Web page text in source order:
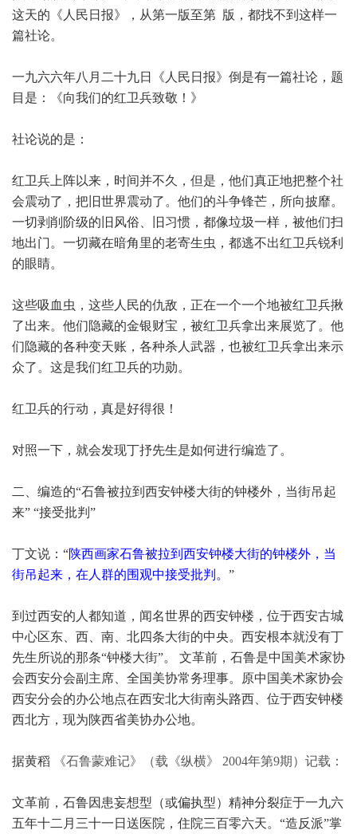
这天的《人民日报》，从第一版至第 版，都找不到这样一
篇社论。
一九六六年八月二十九日《人民日报》倒是有一篇社论，题
目是：《向我们的红卫兵致敬！》
社论说的是：
红卫兵上阵以来，时间并不久，但是，他们真正地把整个社
会震动了，把旧世界震动了。他们的斗争锋芒，所向披靡。
一切剥削阶级的旧风俗、旧习惯，都像垃圾一样，被他们扫
地出门。一切藏在暗角里的老寄生虫，都逃不出红卫兵锐利
的眼睛。
这些吸血虫，这些人民的仇敌，正在一个一个地被红卫兵揪
了出来。他们隐藏的金银财宝，被红卫兵拿出来展览了。他
们隐藏的各种变天账，各种杀人武器，也被红卫兵拿出来示
众了。这是我们红卫兵的功勋。
红卫兵的行动，真是好得很！
对照一下，就会发现丁抒先生是如何进行编造了。
二、编造的“石鲁被拉到西安钟楼大街的钟楼外，当街吊起
来” “接受批判”
丁文说：“陕西画家石鲁被拉到西安钟楼大街的钟楼外，当
街吊起来，在人群的围观中接受批判。 ”
到过西安的人都知道，闻名世界的西安钟楼，位于西安古城
中心区东、西、南、北四条大街的中央。西安根本就没有丁
先生所说的那条“钟楼大街”。 文革前，石鲁是中国美术家协
会西安分会副主席、全国美协常务理事。原中国美术家协会
西安分会的办公地点在西安北大街南头路西、位于西安钟楼
西北方，现为陕西省美协办公地。
据黄稻 《石鲁蒙难记》（载《纵横》 2004年第9期）记载：
文革前，石鲁因患妄想型（或偏执型）精神分裂症于一九六
五年十二月三十一日送医院，住院三百零六天。“造反派”掌